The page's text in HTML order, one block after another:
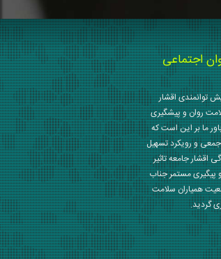
اجتماعی
توانمندی اقشار
روان و پیشگیری
ما بر این است که
و رویکرد تسهیل
اقشار جامعه تاثیر
مستمر جناب
همیاران سلامت